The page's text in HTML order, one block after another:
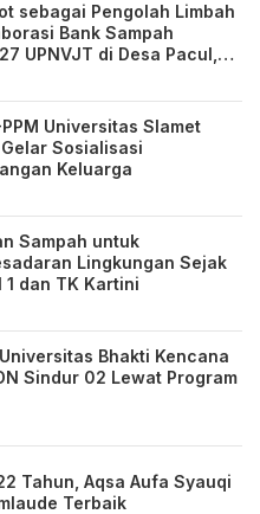
sebagai Pengolah Limbah
Bank Sampah
UPNVJT di Desa Pacul,
Universitas Slamet
Sosialisasi
Keluarga
Sampah untuk
Lingkungan Sejak
1 dan TK Kartini
Bhakti Kencana
Sindur 02 Lewat Program
Tahun, Aqsa Aufa Syauqi
Terbaik